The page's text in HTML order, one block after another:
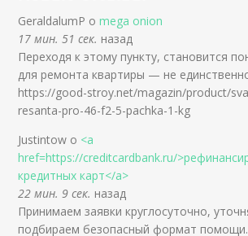
GeraldalumP оmega onion
17 мин. 51 сек. назад
Переходя к этому пункту, становится
для ремонта квартиры — не
https://good-stroy.net/magazin/product/
resanta-pro-46-f2-5-pachka-1-kg
Justintow о <a
href=https://creditcardbank.ru/
кредитных карт</a>
22 мин. 9 сек. назад
Принимаем заявки круглосуточно,
подбираем безопасный формат помощи.